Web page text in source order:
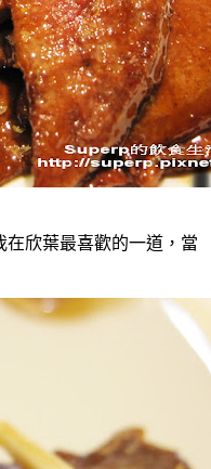
在欣葉最喜歡的一道，當